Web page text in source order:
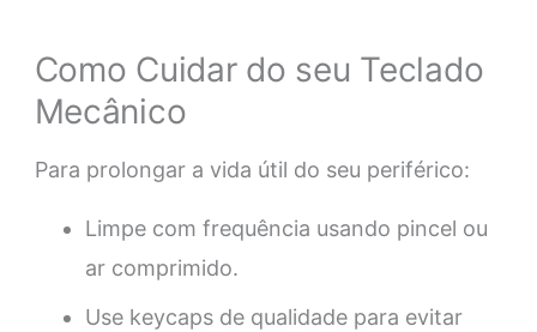
Como Cuidar do seu Teclado
Mecânico
Para prolongar a vida útil do seu periférico:
Limpe com frequência usando pincel ou
ar comprimido.
Use keycaps de qualidade para evitar